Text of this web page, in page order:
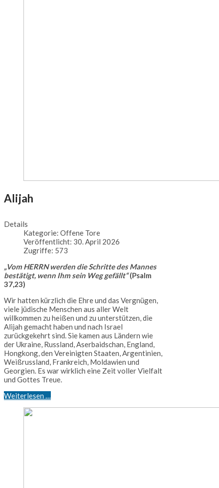
Alijah
Details
Kategorie: Offene Tore
Veröffentlicht: 30. April 2026
Zugriffe: 573
„Vom HERRN werden die Schritte des Mannes
bestätigt, wenn Ihm sein Weg gefällt“(Psalm
37,23)
Wir hatten kürzlich die Ehre und das Vergnügen,
viele jüdische Menschen aus aller Welt
willkommen zu heißen und zu unterstützen, die
Alijah gemacht haben und nach Israel
zurückgekehrt sind. Sie kamen aus Ländern wie
der Ukraine, Russland, Aserbaidschan, England,
Hongkong, den Vereinigten Staaten, Argentinien,
Weißrussland, Frankreich, Moldawien und
Georgien. Es war wirklich eine Zeit voller Vielfalt
und Gottes Treue.
Weiterlesen …